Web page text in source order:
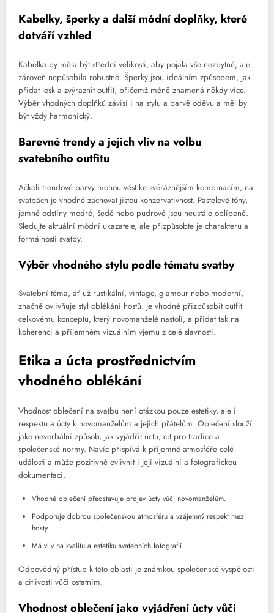
Kabelky, šperky a další módní doplňky, které
dotváří vzhled
Kabelka by měla být střední velikosti, aby pojala vše nezbytné, ale
zároveň nepůsobila robustně. Šperky jsou ideálním způsobem, jak
přidat lesk a zvýraznit outfit, přičemž méně znamená někdy více.
Výběr vhodných doplňků závisí i na stylu a barvě oděvu a měl by
být vždy harmonický.
Barevné trendy a jejich vliv na volbu
svatebního outfitu
Ačkoli trendové barvy mohou vést ke svéráznějším kombinacím, na
svatbách je vhodné zachovat jistou konzervativnost. Pastelové tóny,
jemné odstíny modré, šedé nebo pudrové jsou neustále oblíbené.
Sledujte aktuální módní ukazatele, ale přizpůsobte je charakteru a
formálnosti svatby.
Výběr vhodného stylu podle tématu svatby
Svatební téma, ať už rustikální, vintage, glamour nebo moderní,
značně ovlivňuje styl oblékání hostů. Je vhodné přizpůsobit outfit
celkovému konceptu, který novomanželé nastolí, a přidat tak na
koherenci a příjemném vizuálním vjemu z celé slavnosti.
Etika a úcta prostřednictvím
vhodného oblékání
Vhodnost oblečení na svatbu není otázkou pouze estetiky, ale i
respektu a úcty k novomanželům a jejich přátelům. Oblečení slouží
jako neverbální způsob, jak vyjádřit úctu, cit pro tradice a
společenské normy. Navíc přispívá k příjemné atmosféře celé
události a může pozitivně ovlivnit i její vizuální a fotografickou
dokumentaci.
Vhodné oblečení představuje projev úcty vůči novomanželům.
Podporuje dobrou společenskou atmosféru a vzájemný respekt mezi
hosty.
Má vliv na kvalitu a estetiku svatebních fotografií.
Odpovědný přístup k této oblasti je známkou společenské vyspělosti
a citlivosti vůči ostatním.
Vhodnost oblečení jako vyjádření úcty vůči